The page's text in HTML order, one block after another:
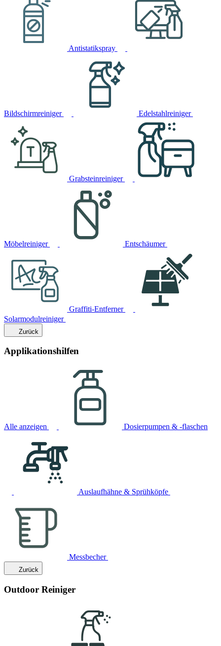
Antistatikspray
Bildschirmreiniger Edelstahlreiniger
Grabsteinreiniger
Möbelreiniger Entschäumer
Graffiti-Entferner
Solarmodulreiniger
Zurück
Applikationshilfen
Alle anzeigen Dosierpumpen & -flaschen
Auslaufhähne & Sprühköpfe
Messbecher
Zurück
Outdoor Reiniger